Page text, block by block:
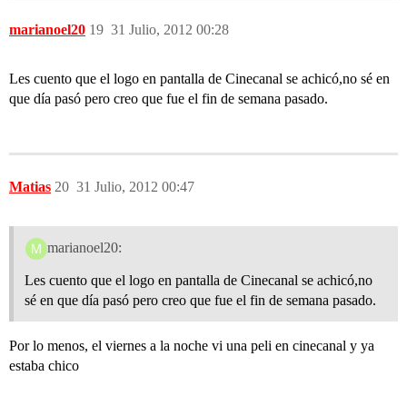
marianoel20 31 Julio, 2012 00:28
19
Les cuento que el logo en pantalla de Cinecanal se achicó,no sé en
que día pasó pero creo que fue el fin de semana pasado.
Matias 31 Julio, 2012 00:47
20
marianoel20:
Les cuento que el logo en pantalla de Cinecanal se achicó,no
sé en que día pasó pero creo que fue el fin de semana pasado.
Por lo menos, el viernes a la noche vi una peli en cinecanal y ya
estaba chico